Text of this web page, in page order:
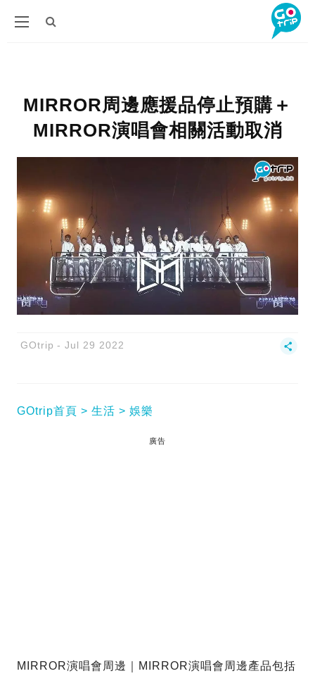
MIRROR周邊應援品停止預購＋
MIRROR演唱會相關活動取消
GOtrip Jul 29 2022
GOtrip首頁 生活 娛樂
廣告
MIRROR演唱會周邊｜MIRROR演唱會周邊產品包括